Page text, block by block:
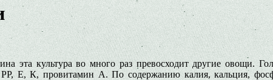
куль­тура во много раз превосходит дру­гие овощи.
Е, К, провитамин А. По содержанию калия, кальция,